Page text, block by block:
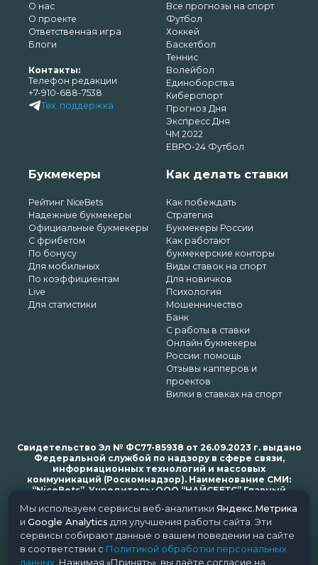
О нас
О проекте
Ответственная игра
Блоги
Контакты:
Телефон редакции
+7-910-688-7538
Тех. поддержка
Все прогнозы на спорт
Футбол
Хоккей
Баскетбол
Теннис
Волейбол
Единоборства
Киберспорт
Прогноз Дня
Экспресс Дня
ЧМ 2022
ЕВРО-24 Футбол
Букмекеры
Рейтинг NiceBets
Надежные букмекеры
Официальные букмекеры
С фрибетом
По бонусу
Для мобильных
По коэффициентам
Live
Для статистики
Как делать ставки
Как побеждать
Стратегия
Букмекеры России
Как работают
букмекерские конторы
Виды ставок на спорт
Для новичков
Психология
Мошенничество
Банк
С работы в ставки
Онлайн букмекеры
России: помощь
Отзывы капперов и
проектов
Вилки в ставках на спорт
Свидетельство Эл № ФС77-85938 от 26.09.2023 г. выдано
Федеральной службой по надзору в сфере связи,
информационных технологий и массовых
коммуникаций (Роскомнадзор). Наименование СМИ:
“NiceBets”. Учредитель: ООО “НАЙСБЕТС” Главный
bets.ru
© 2018-2024 NiceBets. 18+
Мы используем сервисы веб-аналитики Яндекс.Метрика
и Google Analytics для улучшения работы сайта. Эти
сервисы собирают данные о вашем поведении на сайте
в соответствии с Политикой обработки персональных
данных . Нажимая «Принять», вы даёте согласие на